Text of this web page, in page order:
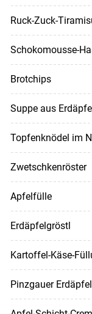
Ruck-Zuck-
Schokomousse-
Brotchips
Suppe aus
Topfenknödel im
Zwetschkenröster
Apfelfülle
Erdäpfelgröstl
Kartoffel-Käse-
Pinzgauer